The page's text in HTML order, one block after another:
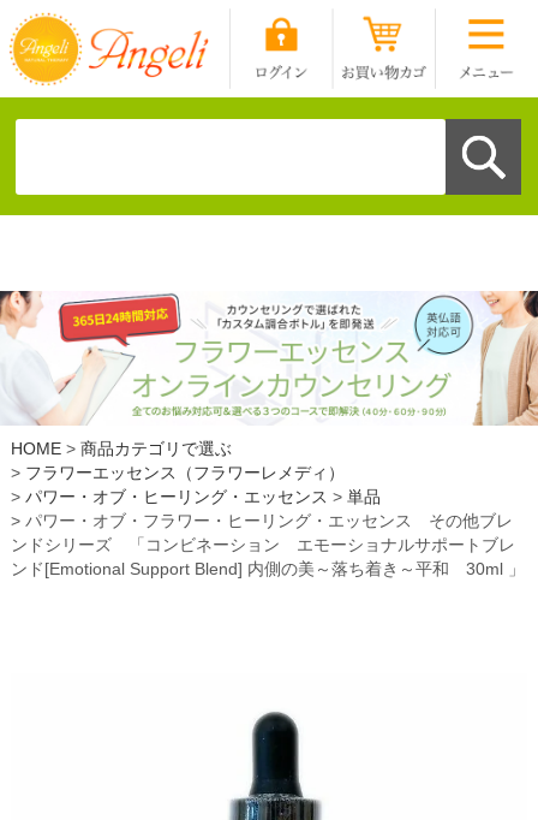
HOME
商品カテゴリで選ぶ
フラワーエッセンス（フラワーレメディ）
パワー・オブ・ヒーリング・エッセンス
単品
パワー・オブ・フラワー・ヒーリング・エッセンス その他ブレ
ンドシリーズ 「コンビネーション エモーショナルサポートブレ
ンド[Emotional Support Blend] 内側の美～落ち着き～平和 30ml 」